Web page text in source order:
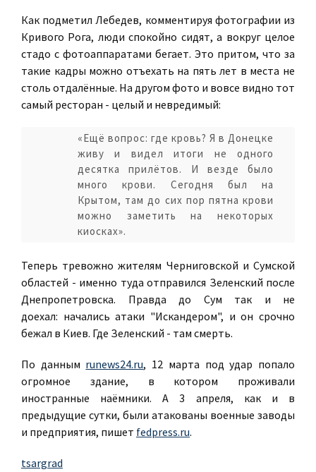
Как подметил Лебедев, комментируя фотографии из
Кривого Рога, люди спокойно сидят, а вокруг целое
стадо с фотоаппаратами бегает. Это притом, что за
такие кадры можно отъехать на пять лет в места не
столь отдалённые. На другом фото и вовсе видно тот
самый ресторан - целый и невредимый:
«Ещё вопрос: где кровь? Я в Донецке
живу и видел итоги не одного
десятка прилётов. И везде было
много крови. Сегодня был на
Крытом, там до сих пор пятна крови
можно заметить на некоторых
киосках».
Теперь тревожно жителям Черниговской и Сумской
областей - именно туда отправился Зеленский после
Днепропетровска. Правда до Сум так и не
доехал: начались атаки "Искандером", и он срочно
бежал в Киев. Где Зеленский - там смерть.
По данным runews24.ru, 12 марта под удар попало
огромное здание, в котором проживали
иностранные наёмники. А 3 апреля, как и в
предыдущие сутки, были атакованы военные заводы
и предприятия, пишет fedpress.ru.
tsargrad